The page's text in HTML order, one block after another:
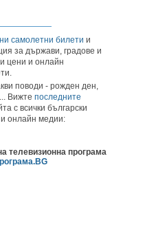
самолетни билети и
за държави, градове и
цени и онлайн
поводи - рожден ден,
Вижте последните
с всички български
онлайн медии:
телевизионна програма